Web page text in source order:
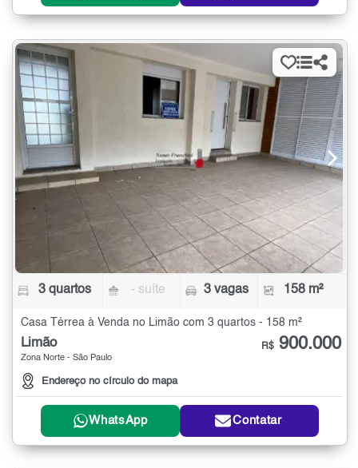
3 quartos - suíte 3 vagas 158 m²
Casa Térrea à Venda no Limão com 3 quartos - 158 m²
Limão
Zona Norte - São Paulo
Endereço no círculo do mapa
R$ 900.000
WhatsApp Contatar